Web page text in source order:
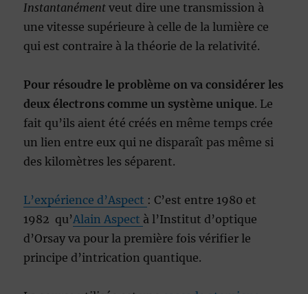
Instantanément veut dire une transmission à
une vitesse supérieure à celle de la lumière ce
qui est contraire à la théorie de la relativité.
Pour résoudre le problème on va considérer les
deux électrons comme un système unique. Le
fait qu’ils aient été créés en même temps crée
un lien entre eux qui ne disparaît pas même si
des kilomètres les séparent.
L’expérience d’Aspect : C’est entre 1980 et
1982 qu’Alain Aspect à l’Institut d’optique
d’Orsay va pour la première fois vérifier le
principe d’intrication quantique.